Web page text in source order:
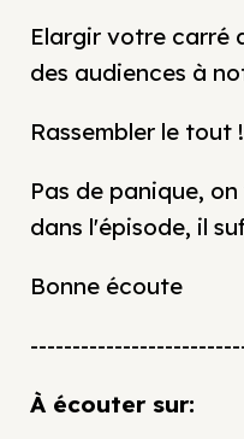
Elargir votre carré
des audiences à
Rassembler le tout !
Pas de panique,
dans l'épisode, il
Bonne écoute
À écouter sur: